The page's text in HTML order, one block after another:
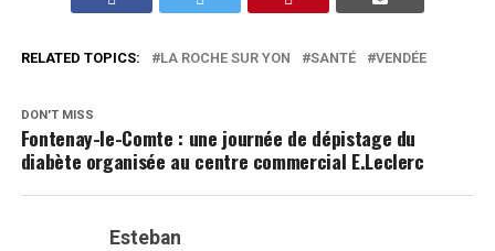
RELATED TOPICS: LA ROCHE SUR YON SANTÉ VENDÉE
DON'T MISS
Fontenay-le-Comte : une journée de dépistage du
diabète organisée au centre commercial E.Leclerc
Esteban